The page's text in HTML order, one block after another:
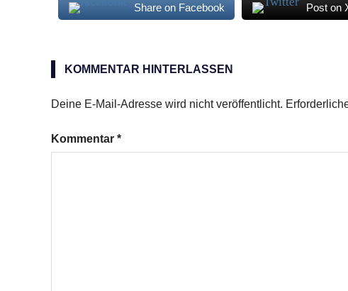
Share on Facebook Post on
Puy-
KOMMENTAR HINTERLASSEN
Deine E-Mail-Adresse wird nicht veröffentlicht.
Kommentar *